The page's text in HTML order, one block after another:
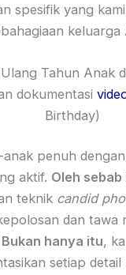
spesifik yang
keluarga
Tahun Anak
dokumentasi
Birthday)
anak penuh
aktif. Oleh sebab
teknik candid
dan tawa
Bukan hanya itu,
setiap